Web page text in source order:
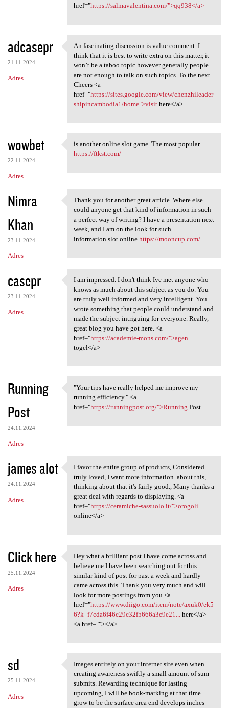
href="https://salmavalentina.com/">qq938</a>
adcasepr
21.11.2024
Adres
An fascinating discussion is
An fascinating discussion is value comment. I
think that it is best to write extra on this matter, it
won’t be a taboo topic however generally people
are not enough to talk on such topics. To the next.
Cheers <a
href="https://sites.google.com/view/chenzhileader
shipincambodia1/home">visithere</a>
wowbet
22.11.2024
Adres
is another online slot game.
is another online slot game. The most popular
https://ftkst.com/
Nimra
Khan
23.11.2024
Adres
Thank you for another great
Thank you for another great article. Where else
could anyone get that kind of information in such
a perfect way of writing? I have a presentation next
week, and I am on the look for such
information.slot online https://mooncup.com/
casepr
23.11.2024
Adres
I am impressed. I don't think
I am impressed. I don't think Ive met anyone who
knows as much about this subject as you do. You
are truly well informed and very intelligent. You
wrote something that people could understand and
made the subject intriguing for everyone. Really,
great blog you have got here. <a
href="https://academie-mons.com/">agen
togel</a>
Running
Post
24.11.2024
Adres
"Your tips have really helped
"Your tips have really helped me improve my
running efficiency." <a
href="https://runningpost.org/">Running Post
james alot
24.11.2024
Adres
I favor the entire group of
I favor the entire group of products, Considered
truly loved, I want more information. about this,
thinking about that it's fairly good., Many thanks a
great deal with regards to displaying. <a
href="https://ceramiche-sassuolo.it/">orogoli
online</a>
Click here
25.11.2024
Adres
Hey what a brilliant post I
Hey what a brilliant post I have come across and
believe me I have been searching out for this
similar kind of post for past a week and hardly
came across this. Thank you very much and will
look for more postings from you.<a
href="https://www.diigo.com/item/note/axuk0/ek5
6?k=f7cda6f46c29c32f5666a3c9e21...
here</a>
<a href=""></a>
sd
25.11.2024
Adres
Images entirely on your
Images entirely on your internet site even when
creating awareness swiftly a small amount of sum
submits. Rewarding technique for lasting
upcoming, I will be book-marking at that time
grow to be the surface area end develops inches